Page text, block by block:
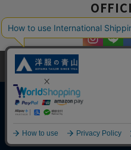
Copyright © AOYAMA
当サイトでは、快適な閲覧体験と
しています。閲覧を続けることで
します。詳細については
同意